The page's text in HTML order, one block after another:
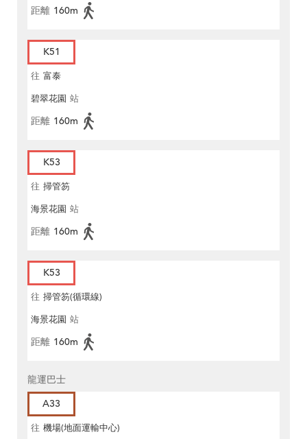
距離 160m
K51
往 富泰
碧翠花園 站
距離 160m
K53
往 掃管笏
海景花園 站
距離 160m
K53
往 掃管笏(循環線)
海景花園 站
距離 160m
龍運巴士
A33
往 機場(地面運輸中心)